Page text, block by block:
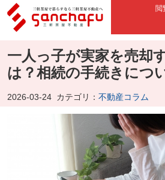
閲
一人っ子が実家を売却
は？相続の手続きにつ
2026-03-24 カテゴリ： 不動産コラム